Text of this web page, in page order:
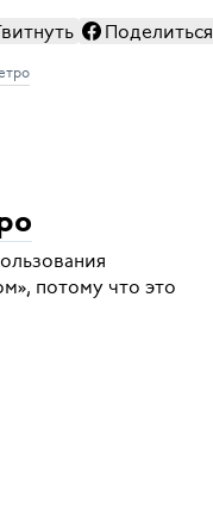
Поделиться
потому что это